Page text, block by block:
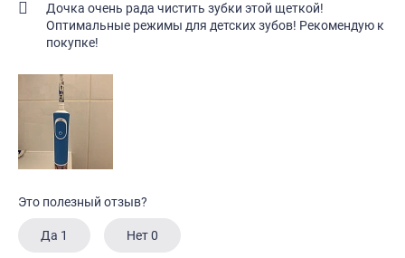
Дочка очень рада чистить зубки этой щеткой!
Оптимальные режимы для детских зубов! Рекомендую к
покупке!
Это полезный отзыв?
Да 1 Нет0